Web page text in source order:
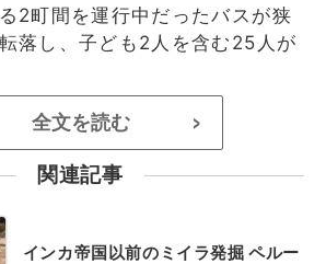
2町間を運行中だったバスが狭
落し、子ども2人を含む25人が
全文を読む >
関連記事
インカ帝国以前のミイラ発掘 ペルー